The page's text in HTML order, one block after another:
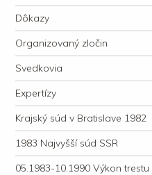
Dôkazy
Organizovaný zločin
Svedkovia
Expertízy
Krajský súd v Bratislave 1982
1983 Najvyšší súd SSR
05.1983-10.1990 Výkon trestu